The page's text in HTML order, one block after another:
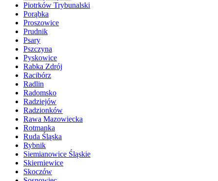
Piotrków Trybunalski
Porąbka
Proszowice
Prudnik
Psary
Pszczyna
Pyskowice
Rabka Zdrój
Racibórz
Radlin
Radomsko
Radziejów
Radzionków
Rawa Mazowiecka
Rotmanka
Ruda Śląska
Rybnik
Siemianowice Śląskie
Skierniewice
Skoczów